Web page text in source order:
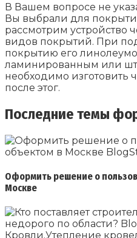
В Вашем вопросе не
Вы выбрали для
рассмотрим устройство
видов покрытий. При
покрытию его
ламинированным или
необходимо изготовить
после этог.
Последние темы
Оформить решение о
Москве